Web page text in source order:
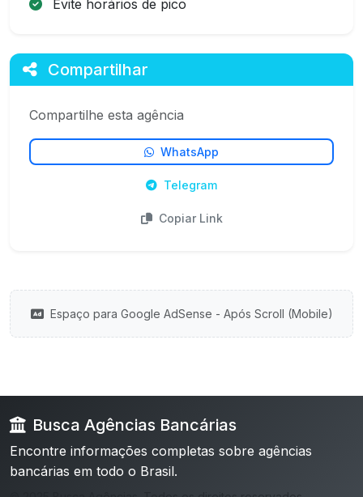
Evite horários de pico
Compartilhar
Compartilhe esta agência
WhatsApp
Telegram
Copiar Link
Espaço para Google AdSense - Após Scroll (Mobile)
Busca Agências Bancárias
Encontre informações completas sobre agências
bancárias em todo o Brasil.